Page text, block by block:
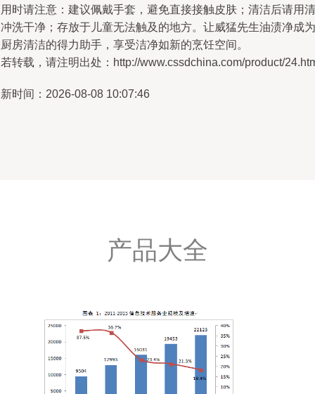
时请注意：建议佩戴手套，避免直接接触皮肤；清洁后请用清
洗干净；存放于儿童无法触及的地方。让威猛先生油渍净成为
房清洁的得力助手，享受洁净如新的烹饪空间。
转载，请注明出处：http://www.cssdchina.com/product/
时间：2026-08-08 10:07:46
产品大全